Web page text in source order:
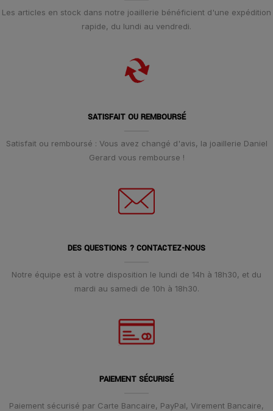
Les articles en stock dans notre joaillerie bénéficient d'une expédition
rapide, du lundi au vendredi.
SATISFAIT OU REMBOURSÉ
Satisfait ou remboursé : Vous avez changé d'avis, la joaillerie Daniel
Gerard vous rembourse !
DES QUESTIONS ? CONTACTEZ-NOUS
Notre équipe est à votre disposition le lundi de 14h à 18h30, et du
mardi au samedi de 10h à 18h30.
PAIEMENT SÉCURISÉ
Paiement sécurisé par Carte Bancaire, PayPal, Virement Bancaire,